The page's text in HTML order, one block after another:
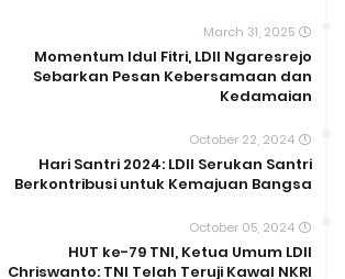
March 31, 2025
Momentum Idul Fitri, LDII Ngaresrejo
Sebarkan Pesan Kebersamaan dan
Kedamaian
October 22, 2024
Hari Santri 2024: LDII Serukan Santri
Berkontribusi untuk Kemajuan Bangsa
October 05, 2024
HUT ke-79 TNI, Ketua Umum LDII
Chriswanto: TNI Telah Teruji Kawal NKRI